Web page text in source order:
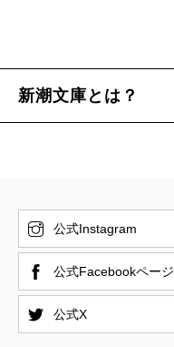
新潮文庫とは？
公式Instagram
公式Facebookページ
公式X